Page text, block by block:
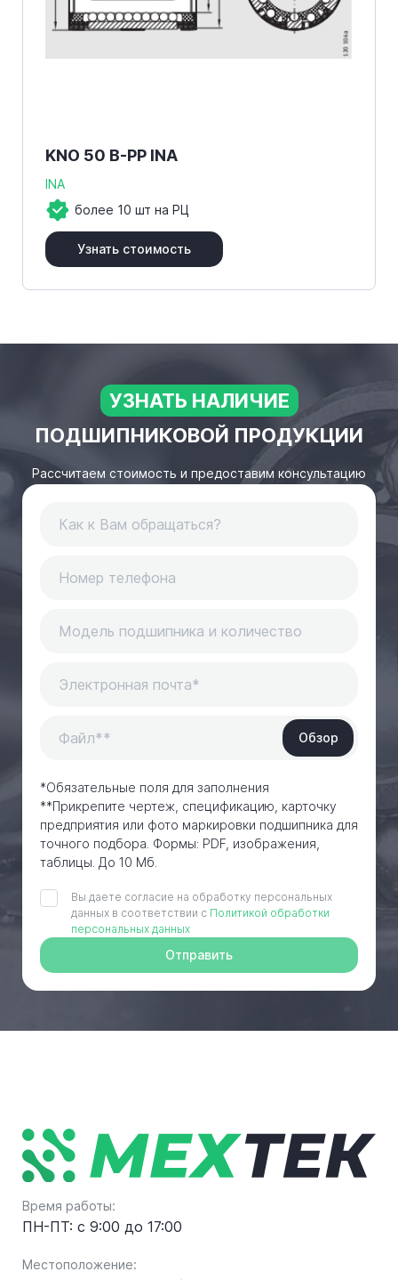
KNO 50 B-PP INA
INA
более 10 шт на РЦ
Узнать стоимость
УЗНАТЬ НАЛИЧИЕ
ПОДШИПНИКОВОЙ ПРОДУКЦИИ
Рассчитаем стоимость и предоставим консультацию
Обзор
*Обязательные поля для заполнения
**Прикрепите чертеж, спецификацию, карточку
предприятия или фото маркировки подшипника для
точного подбора. Формы: PDF, изображения,
таблицы. До 10 Мб.
Вы даете согласие на обработку персональных
данных в соответствии с Политикой обработки
персональных данных
Отправить
Время работы:
ПН-ПТ: с 9:00 до 17:00
Местоположение: